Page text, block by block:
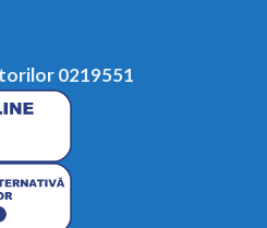
0219551